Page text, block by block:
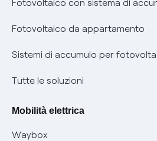
Parental Control – Navigazione
Informazioni precontrattuali
Condizioni generali di contratto
prescrizione
Remit
Certificazioni
Nuove regole europee per la
Offerte Placet non vulnerabili
Offerta Tutela Vulnerabilità Gas
Fotovoltaico con sistema di
Fotovoltaico da appartamento
Sistemi di accumulo per
Tutte le soluzioni
Mobilità elettrica
Waybox